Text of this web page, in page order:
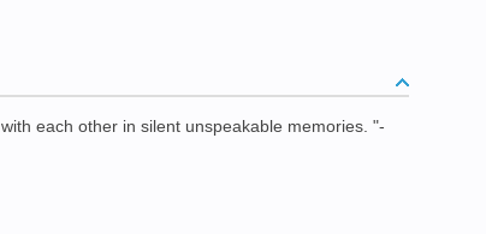
with each other in silent unspeakable memories. "-